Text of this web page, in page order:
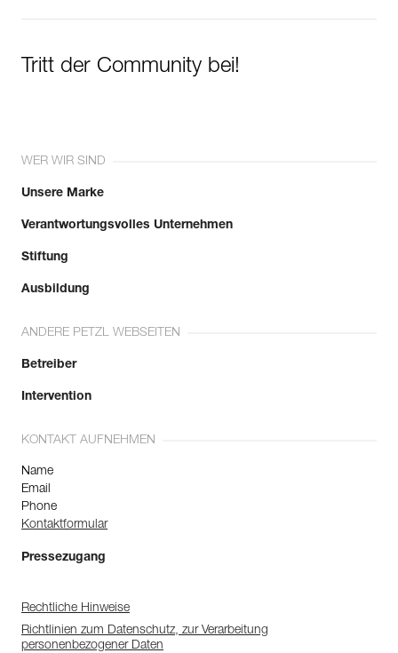
Tritt der Community bei!
WER WIR SIND
Unsere Marke
Verantwortungsvolles Unternehmen
Stiftung
Ausbildung
ANDERE PETZL WEBSEITEN
Betreiber
Intervention
KONTAKT AUFNEHMEN
Name
Email
Phone
Kontaktformular
Pressezugang
Rechtliche Hinweise
Richtlinien zum Datenschutz, zur Verarbeitung
personenbezogener Daten